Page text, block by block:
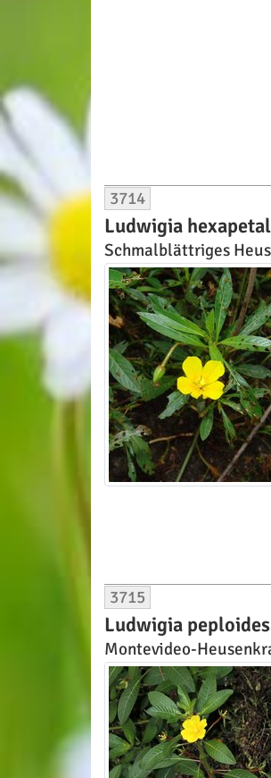
3714
Ludwigia
Schmalblättriges
3715
Ludwigia
Montevideo-